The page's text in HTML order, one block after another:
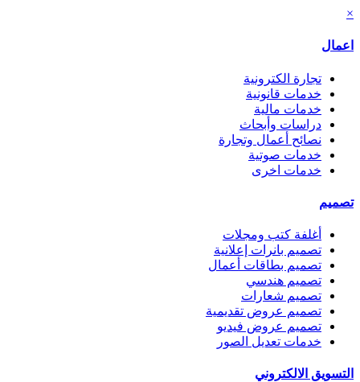
×
اعمال
تجارة الكترونية
خدمات قانونية
خدمات مالية
دراسات وأبحاث
نصائح أعمال وتجارة
خدمات صوتية
خدمات اخرى
تصميم
أغلفة كتب ومجلات
تصميم بانرات إعلانية
تصميم بطاقات أعمال
تصميم هندسي
تصميم شعارات
تصميم عروض تقديمية
تصميم عروض فيديو
خدمات تعديل الصور
التسويق الالكتروني